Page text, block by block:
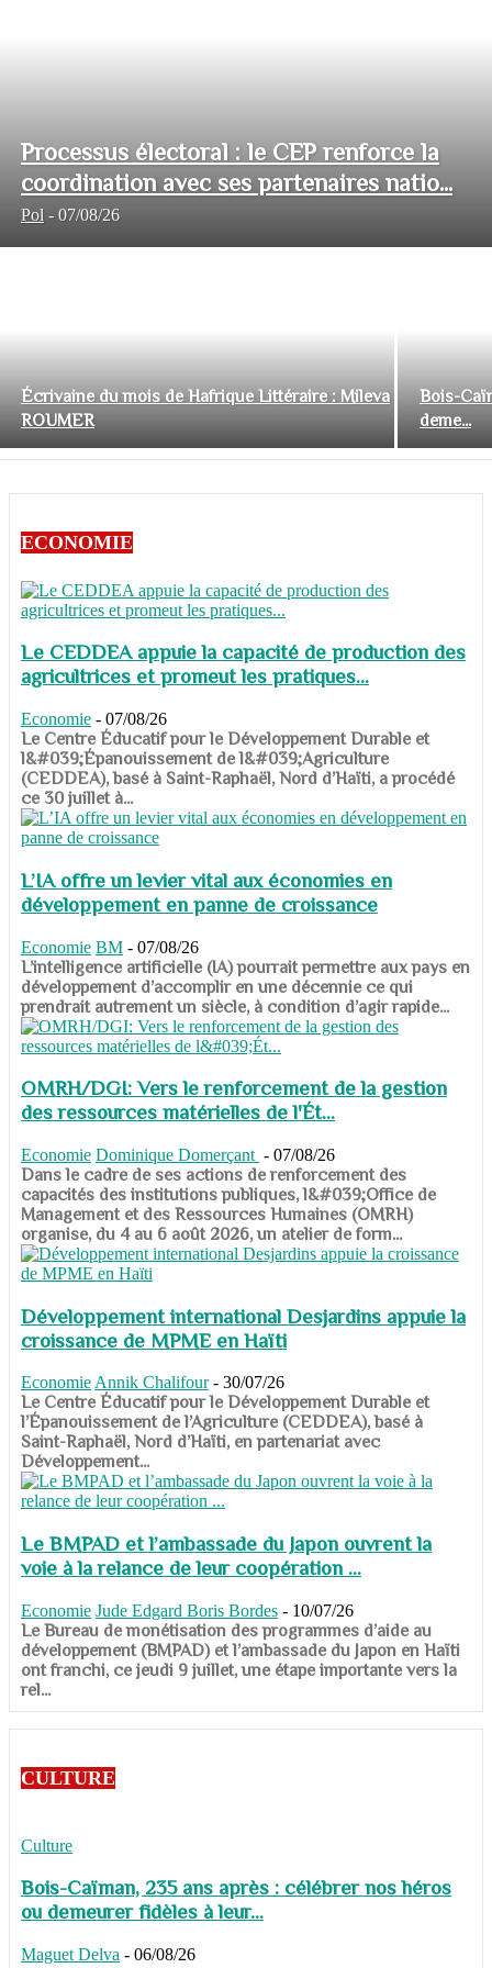
Processus électoral : le CEP renforce la
coordination avec ses partenaires natio...
Pol - 07/08/26
Écrivaine du mois de Hafrique Littéraire : Mileva
ROUMER
Bois-
deme...
ECONOMIE
Le CEDDEA appuie la capacité de production des
agricultrices et promeut les pratiques...
Economie - 07/08/26
​​​​​​​Le Centre Éducatif pour le Développement Durable et
l&#039;Épanouissement de l&#039;Agriculture
(CEDDEA), basé à Saint-Raphaël, Nord d’Haïti, a procédé
ce 30 juillet à...
L’IA offre un levier vital aux économies en
développement en panne de croissance
Economie BM - 07/08/26
​​​​​​​L’intelligence artificielle (IA) pourrait permettre aux pays en
développement d’accomplir en une décennie ce qui
prendrait autrement un siècle, à condition d’agir rapide...
OMRH/DGI: Vers le renforcement de la gestion
des ressources matérielles de l'Ét...
Economie Dominique Domerçant - 07/08/26
Dans le cadre de ses actions de renforcement des
capacités des institutions publiques, l&#039;Office de
Management et des Ressources Humaines (OMRH)
organise, du 4 au 6 août 2026, un atelier de form...
Développement international Desjardins appuie la
croissance de MPME en Haïti
Economie Annik Chalifour - 30/07/26
​​​​​​​Le Centre Éducatif pour le Développement Durable et
l’Épanouissement de l’Agriculture (CEDDEA), basé à
Saint-Raphaël, Nord d’Haïti, en partenariat avec
Développement...
Le BMPAD et l’ambassade du Japon ouvrent la
voie à la relance de leur coopération ...
Economie Jude Edgard Boris Bordes - 10/07/26
​​​​​​​Le Bureau de monétisation des programmes d’aide au
développement (BMPAD) et l’ambassade du Japon en Haïti
ont franchi, ce jeudi 9 juillet, une étape importante vers la
rel...
CULTURE
Culture
Bois-Caïman, 235 ans après : célébrer nos héros
ou demeurer fidèles à leur...
Maguet Delva - 06/08/26